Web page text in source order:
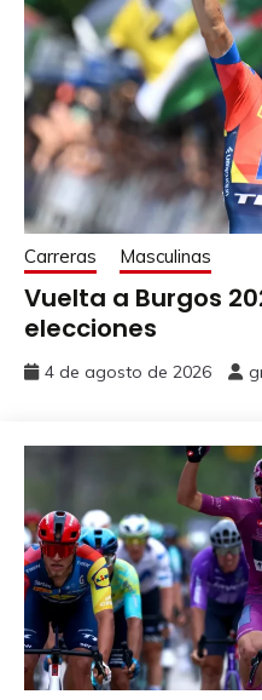
Carreras Masculinas
Vuelta a Burgos
elecciones
4 de agosto de 2026